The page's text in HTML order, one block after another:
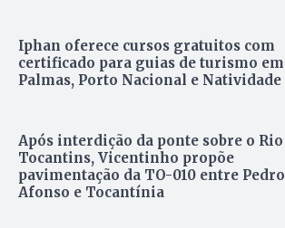
Iphan oferece cursos gratuitos com
certificado para guias de turismo em
Palmas, Porto Nacional e Natividade
Após interdição da ponte sobre o Rio
Tocantins, Vicentinho propõe
pavimentação da TO-010 entre Pedro
Afonso e Tocantínia